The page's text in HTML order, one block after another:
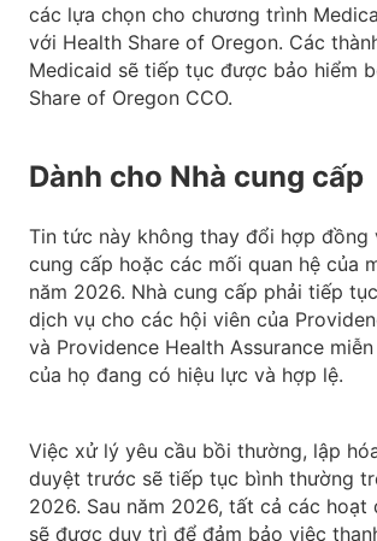
các lựa chọn cho chương trình
với Health Share of Oregon. Các
Medicaid sẽ tiếp tục được bảo hiểm
Share of Oregon CCO.
Dành cho Nhà cung cấp
Tin tức này không thay đổi hợp đồng
cung cấp hoặc các mối quan hệ của
năm 2026. Nhà cung cấp phải tiếp
dịch vụ cho các hội viên của
và Providence Health Assurance
của họ đang có hiệu lực và hợp lệ.
Việc xử lý yêu cầu bồi thường, lập
duyệt trước sẽ tiếp tục bình thường
2026. Sau năm 2026, tất cả các hoạt
sẽ được duy trì để đảm bảo việc